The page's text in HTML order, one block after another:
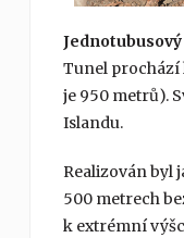
Tunel prochází
je 950 metrů).
Islandu.
Realizován byl
500 metrech
k extrémní